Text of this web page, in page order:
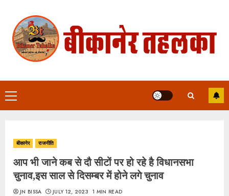
content
Primary
Menu
बीकानेर राजनीति
आप भी जाने कब से दौ सीटों पर हो रहे है विधानसभा
चुनाव,इस साल से दिसम्बर में होने लगे चुनाव
JN BISSA JULY 12, 2023 1 MIN READ